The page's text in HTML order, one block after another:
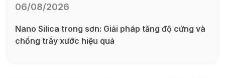
Nano Silica trong sơn: Giải pháp tăng độ cứng và
chống trầy xước hiệu quả
06/08/2026